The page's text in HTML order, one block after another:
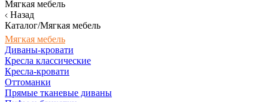
Мягкая мебель
Назад
Каталог/Мягкая мебель
Мягкая мебель
Диваны-кровати
Кресла классические
Кресла-кровати
Оттоманки
Прямые тканевые диваны